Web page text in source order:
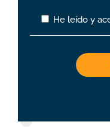
He leído y